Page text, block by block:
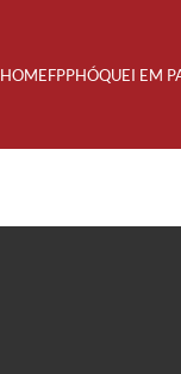
HOMEFPPHÓQUEI EM